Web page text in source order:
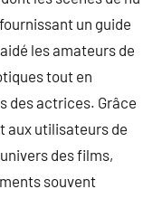
un guide
les amateurs de
tout en
des actrices. Grâce
aux utilisateurs de
des films,
souvent